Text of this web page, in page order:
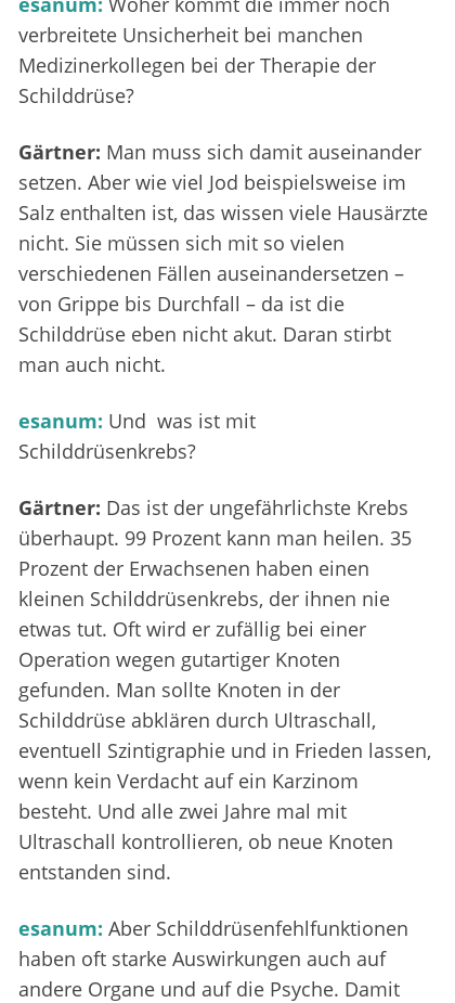
verbreitete Unsicherheit bei manchen
Medizinerkollegen bei der Therapie der
Schilddrüse?
Gärtner: Man muss sich damit auseinander
setzen. Aber wie viel Jod beispielsweise im
Salz enthalten ist, das wissen viele Hausärzte
nicht. Sie müssen sich mit so vielen
verschiedenen Fällen auseinandersetzen –
von Grippe bis Durchfall – da ist die
Schilddrüse eben nicht akut. Daran stirbt
man auch nicht.
esanum: Und was ist mit
Schilddrüsenkrebs?
Gärtner: Das ist der ungefährlichste Krebs
überhaupt. 99 Prozent kann man heilen. 35
Prozent der Erwachsenen haben einen
kleinen Schilddrüsenkrebs, der ihnen nie
etwas tut. Oft wird er zufällig bei einer
Operation wegen gutartiger Knoten
gefunden. Man sollte Knoten in der
Schilddrüse abklären durch Ultraschall,
eventuell Szintigraphie und in Frieden lassen,
wenn kein Verdacht auf ein Karzinom
besteht. Und alle zwei Jahre mal mit
Ultraschall kontrollieren, ob neue Knoten
entstanden sind.
esanum: Aber Schilddrüsenfehlfunktionen
haben oft starke Auswirkungen auch auf
andere Organe und auf die Psyche. Damit